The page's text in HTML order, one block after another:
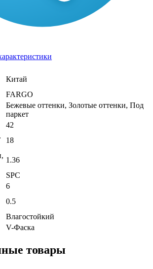
Китай
FARGO
Бежевые оттенки, Золотые оттенки, Под
паркет
42
18
1.36
SPC
6
0.5
Влагостойкий
V-Фаска
товары